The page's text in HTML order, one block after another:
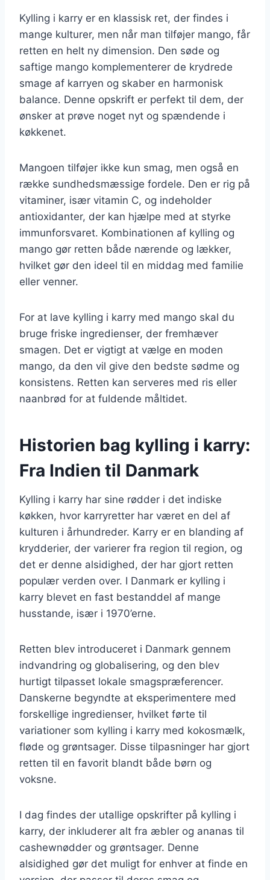
Kylling i karry er en klassisk ret, der findes i
mange kulturer, men når man tilføjer mango, får
retten en helt ny dimension. Den søde og
saftige mango komplementerer de krydrede
smage af karryen og skaber en harmonisk
balance. Denne opskrift er perfekt til dem, der
ønsker at prøve noget nyt og spændende i
køkkenet.
Mangoen tilføjer ikke kun smag, men også en
række sundhedsmæssige fordele. Den er rig på
vitaminer, især vitamin C, og indeholder
antioxidanter, der kan hjælpe med at styrke
immunforsvaret. Kombinationen af kylling og
mango gør retten både nærende og lækker,
hvilket gør den ideel til en middag med familie
eller venner.
For at lave kylling i karry med mango skal du
bruge friske ingredienser, der fremhæver
smagen. Det er vigtigt at vælge en moden
mango, da den vil give den bedste sødme og
konsistens. Retten kan serveres med ris eller
naanbrød for at fuldende måltidet.
Historien bag kylling i karry:
Fra Indien til Danmark
Kylling i karry har sine rødder i det indiske
køkken, hvor karryretter har været en del af
kulturen i århundreder. Karry er en blanding af
krydderier, der varierer fra region til region, og
det er denne alsidighed, der har gjort retten
populær verden over. I Danmark er kylling i
karry blevet en fast bestanddel af mange
husstande, især i 1970’erne.
Retten blev introduceret i Danmark gennem
indvandring og globalisering, og den blev
hurtigt tilpasset lokale smagspræferencer.
Danskerne begyndte at eksperimentere med
forskellige ingredienser, hvilket førte til
variationer som kylling i karry med kokosmælk,
fløde og grøntsager. Disse tilpasninger har gjort
retten til en favorit blandt både børn og
voksne.
I dag findes der utallige opskrifter på kylling i
karry, der inkluderer alt fra æbler og ananas til
cashewnødder og grøntsager. Denne
alsidighed gør det muligt for enhver at finde en